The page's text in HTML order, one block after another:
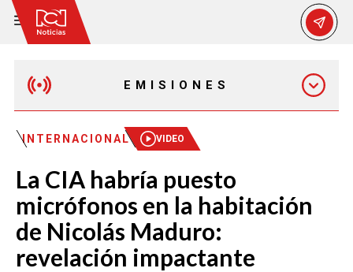
EMISIONES
EMISIÓN 12:30 PM
EMISIÓN 7:00 PM
INTERNACIONAL VIDEO
La CIA habría puesto
micrófonos en la habitación
de Nicolás Maduro:
revelación impactante